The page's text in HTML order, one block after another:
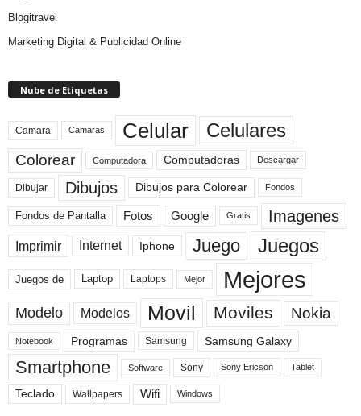
Blogitravel
Marketing Digital & Publicidad Online
Nube de Etiquetas
Camara Camaras Celular Celulares
Colorear Computadora Computadoras Descargar
Dibujar Dibujos Dibujos para Colorear Fondos
Fondos de Pantalla Fotos Google Gratis Imagenes
Imprimir Internet Iphone Juego Juegos
Juegos de Laptop Laptops Mejor Mejores
Modelo Modelos Movil Moviles Nokia
Notebook Programas Samsung Samsung Galaxy
Smartphone Software Sony Sony Ericson Tablet
Teclado Wallpapers Wifi Windows